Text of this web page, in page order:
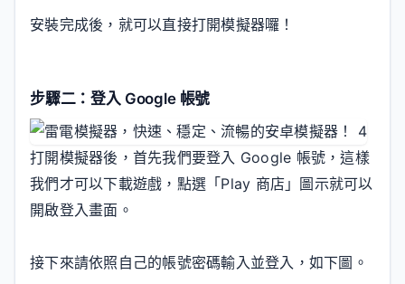
安裝完成後，就可以直接打開模擬器囉！
步驟二：登入 Google 帳號
打開模擬器後，首先我們要登入 Google 帳號，這樣
我們才可以下載遊戲，點選「Play 商店」圖示就可以
開啟登入畫面。
接下來請依照自己的帳號密碼輸入並登入，如下圖。